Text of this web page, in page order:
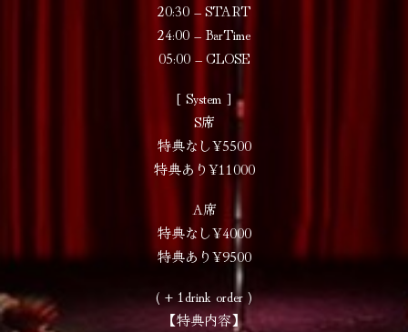
20:30 – START
24:00 – BarTime
05:00 – CLOSE
[ System ]
S席
特典なし¥5500
特典あり¥11000
A席
特典なし¥4000
特典あり¥9500
( + 1drink order )
【特典内容】